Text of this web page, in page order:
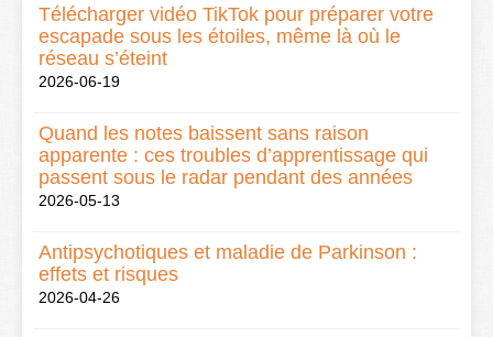
Télécharger vidéo TikTok pour préparer votre
escapade sous les étoiles, même là où le
réseau s’éteint
2026-06-19
Quand les notes baissent sans raison
apparente : ces troubles d’apprentissage qui
passent sous le radar pendant des années
2026-05-13
Antipsychotiques et maladie de Parkinson :
effets et risques
2026-04-26